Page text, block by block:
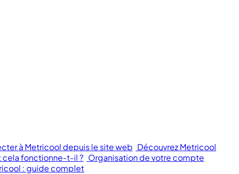
à Metricool depuis le site web Découvrez Metricool
cela fonctionne-t-il ? Organisation de votre compte
: guide complet